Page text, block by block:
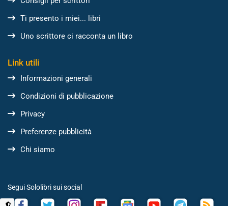
Ti presento i miei... libri
Uno scrittore ci racconta un libro
Link utili
Informazioni generali
Condizioni di pubblicazione
Privacy
Preferenze pubblicità
Chi siamo
Segui Sololibri sui social